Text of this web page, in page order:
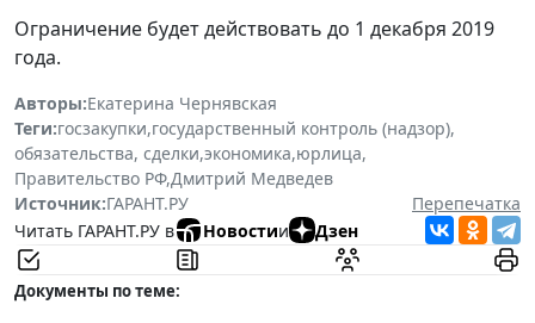
Ограничение будет действовать до 1 декабря 2019
года.
Авторы:Екатерина Чернявская
Теги:госзакупки,государственный контроль (надзор),
обязательства, сделки,экономика,юрлица,
Правительство РФ,Дмитрий Медведев
Источник:ГАРАНТ.РУ
Перепечатка
Читать ГАРАНТ.РУ в
Новостии Дзен
Документы по теме: